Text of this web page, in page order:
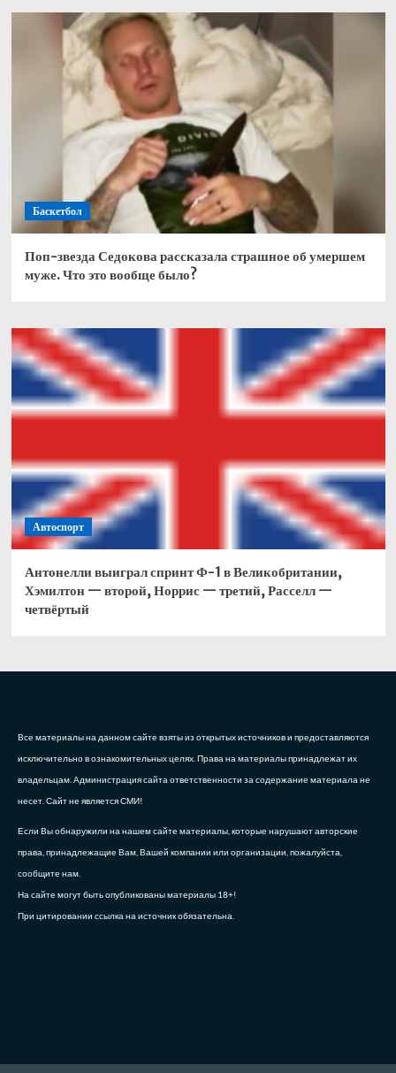
Баскетбол
Поп-звезда Седокова рассказала страшное об умершем
муже. Что это вообще было?
Автоспорт
Антонелли выиграл спринт Ф-1 в Великобритании,
Хэмилтон — второй, Норрис — третий, Расселл —
четвёртый
Все материалы на данном сайте взяты из открытых источников и предоставляются
исключительно в ознакомительных целях. Права на материалы принадлежат их
владельцам. Администрация сайта ответственности за содержание материала не
несет. Сайт не является СМИ!
Если Вы обнаружили на нашем сайте материалы, которые нарушают авторские
права, принадлежащие Вам, Вашей компании или организации, пожалуйста,
сообщите нам.
На сайте могут быть опубликованы материалы 18+!
При цитировании ссылка на источник обязательна.